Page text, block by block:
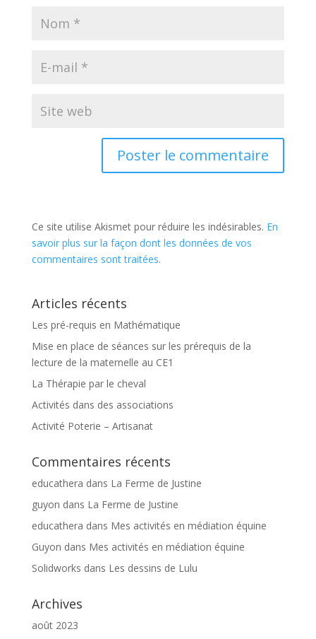
Ce site utilise Akismet pour réduire les indésirables. En
savoir plus sur la façon dont les données de vos
commentaires sont traitées.
Articles récents
Les pré-requis en Mathématique
Mise en place de séances sur les prérequis de la
lecture de la maternelle au CE1
La Thérapie par le cheval
Activités dans des associations
Activité Poterie – Artisanat
Commentaires récents
educathera dans La Ferme de Justine
guyon dans La Ferme de Justine
educathera dans Mes activités en médiation équine
Guyon dans Mes activités en médiation équine
Solidworks dans Les dessins de Lulu
Archives
août 2023